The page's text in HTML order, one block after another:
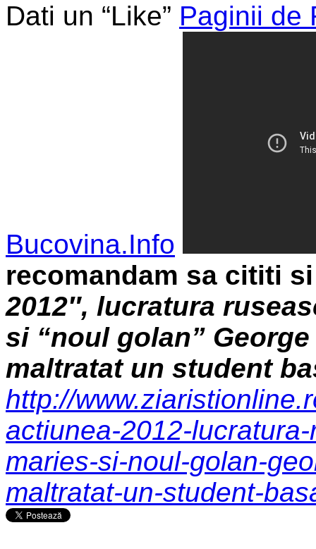
Dati un “Like” Paginii de
Bucovina.Info
recomandam sa cititi
2012″, lucratura
si “noul golan”
maltratat un student
http://
actiunea-2012-
maries-si-noul-golan-
maltratat-un-student-